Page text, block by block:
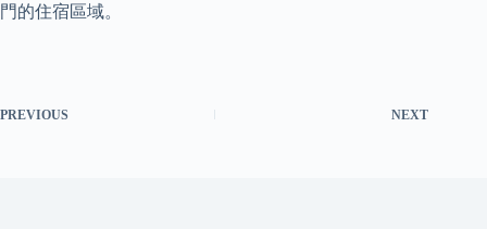
門的住宿區域。
PREVIOUS NEXT